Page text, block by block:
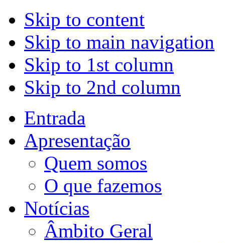
Skip to content
Skip to main navigation
Skip to 1st column
Skip to 2nd column
Entrada
Apresentação
Quem somos
O que fazemos
Notícias
Âmbito Geral